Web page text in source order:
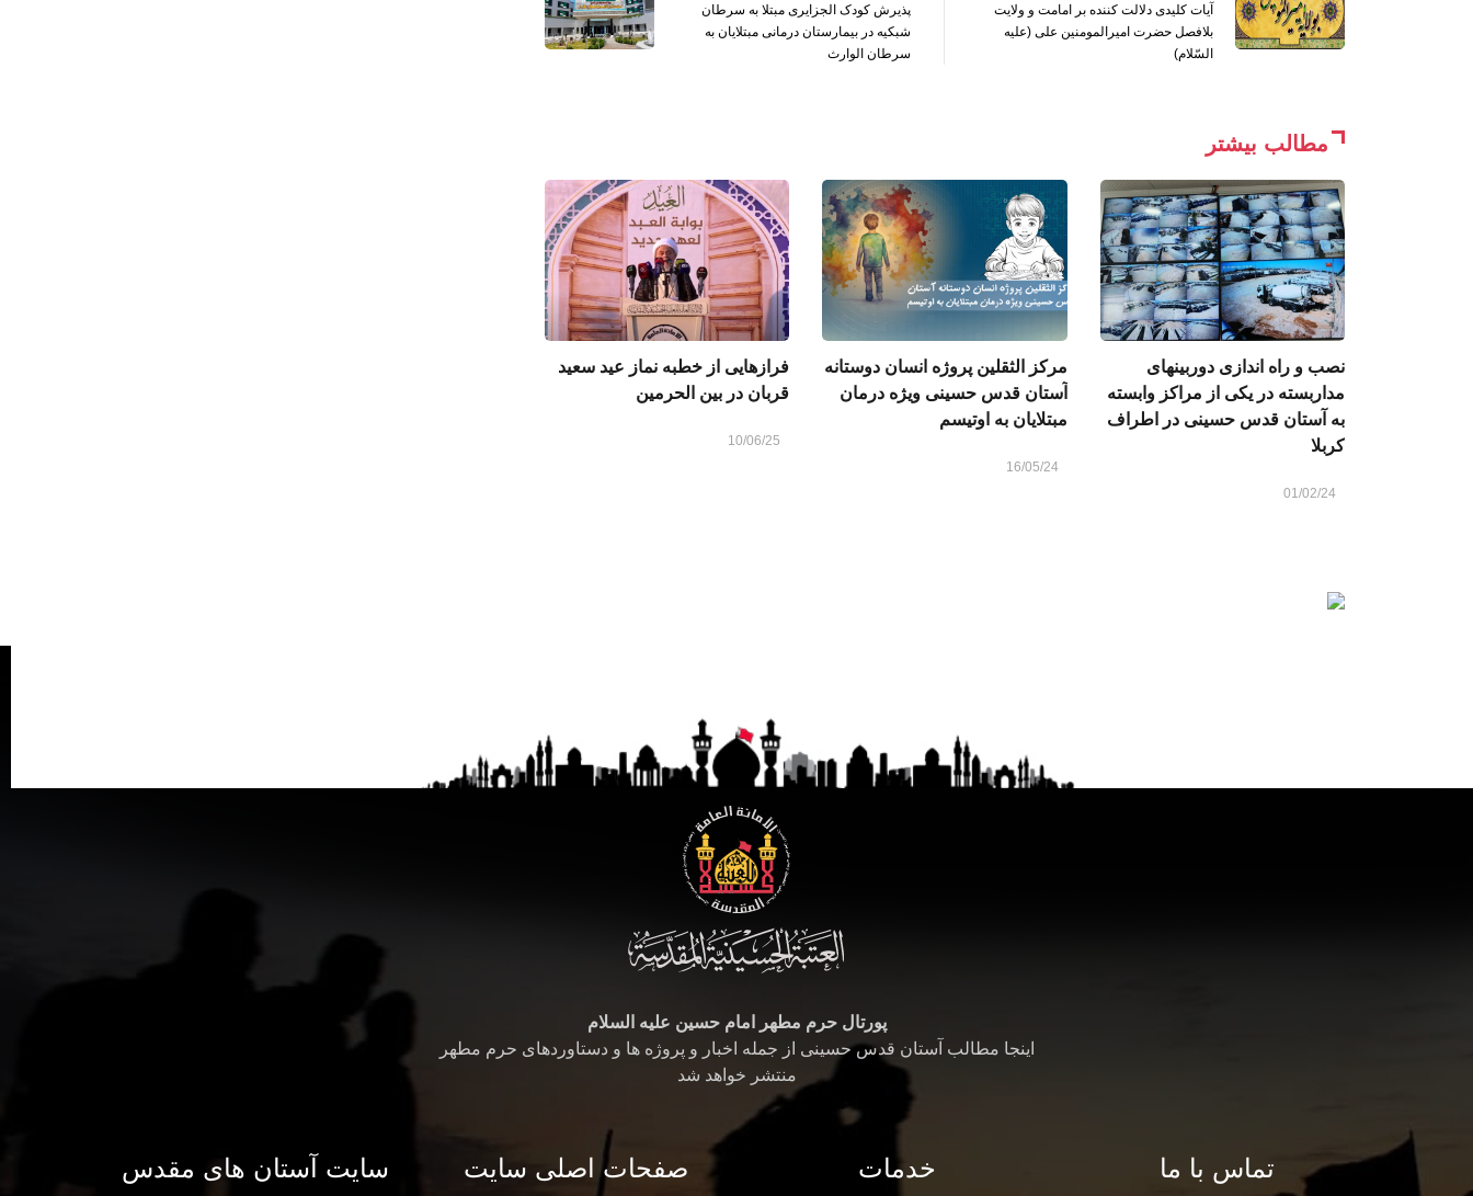
پذیرش کودک الجزایری مبتلا به سرطان
شبکیه در بیمارستان درمانی مبتلایان به
سرطان الوارث
آیات کلیدی دلالت کننده بر امامت و ولایت
بلافصل حضرت امیرالمومنین علی (علیه
السّلام)
مطالب بیشتر
نصب و راه اندازی دوربینهای
مداربسته در یکی از مراکز وابسته
به آستان قدس حسینی در اطراف
کربلا
01/02/24
مرکز الثقلین پروژه انسان دوستانه
آستان قدس حسینی ویژه درمان
مبتلایان به اوتیسم
16/05/24
فرازهایی از خطبه نماز عید سعید
قربان در بین الحرمین
10/06/25
پورتال حرم مطهر امام حسین علیه السلام
اینجا مطالب آستان قدس حسینی از جمله اخبار و پروژه ها و دستاوردهای حرم مطهر
منتشر خواهد شد
تماس با ما خدمات صفحات اصلی سایت سایت آستان های مقدس